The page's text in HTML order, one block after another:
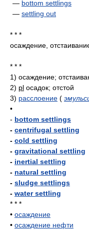
— bottom settlings
— settling out
* * *
осаждение,
* * *
1) осаждение;
2) pl осадок; отстой
3) расслоение (
•
- bottom settlings
- centrifugal settling
- cold settling
- gravitational settling
- inertial settling
- natural settling
- sludge settlings
- water settling
* * *
• осаждение
• осаждение нефти